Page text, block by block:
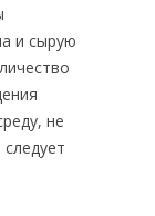
и сырую
не